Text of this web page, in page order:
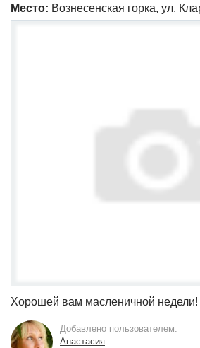
Место: Вознесенская горка, ул.
Хорошей вам масленичной недели!
Добавлено пользователем:
Анастасия